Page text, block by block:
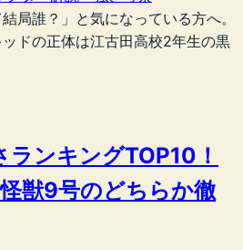
局誰？」と気になっている方へ。
ドの正体は江古田高校2年生の黒
ランキングTOP10！
獣9号のどちらか徹